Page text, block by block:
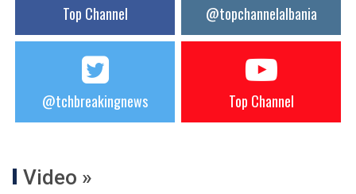
Top Channel @topchannelalbania
@tchbreakingnews Top Channel
Video »